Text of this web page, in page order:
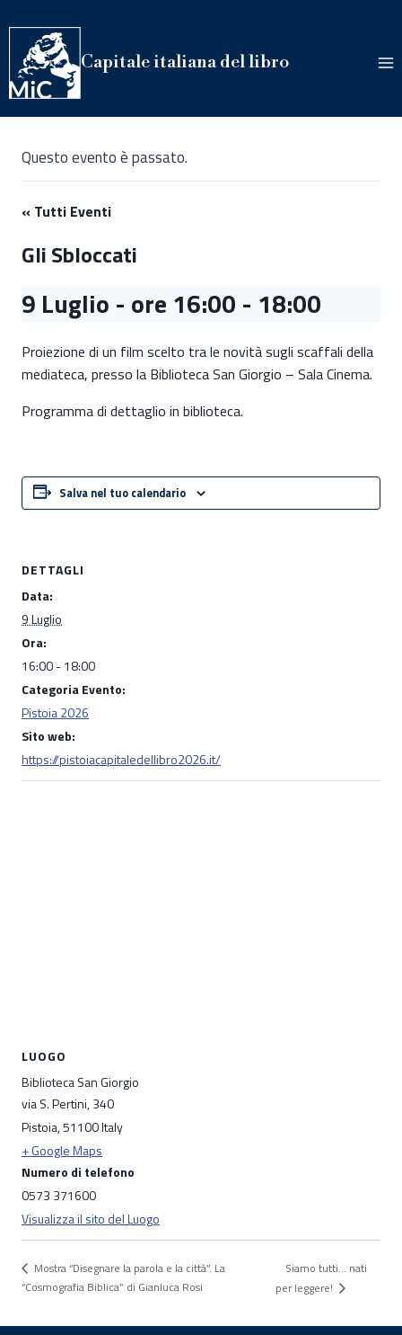
al
contenuto
Capitale italiana del libro
Questo evento è passato.
« Tutti Eventi
Gli Sbloccati
9 Luglio - ore 16:00 - 18:00
Proiezione di un film scelto tra le novità sugli scaffali della
mediateca, presso la Biblioteca San Giorgio – Sala Cinema.
Programma di dettaglio in biblioteca.
Salva nel tuo calendario
DETTAGLI
Data:
9 Luglio
Ora:
16:00 - 18:00
Categoria Evento:
Pistoia 2026
Sito web:
https://pistoiacapitaledellibro2026.it/
LUOGO
Biblioteca San Giorgio
via S. Pertini, 340
Pistoia,51100Italy
+ Google Maps
Numero di telefono
0573 371600
Visualizza il sito del Luogo
Mostra “Disegnare la parola e la città”. La
“Cosmografia Biblica” di Gianluca Rosi
Siamo tutti… nati
per leggere!